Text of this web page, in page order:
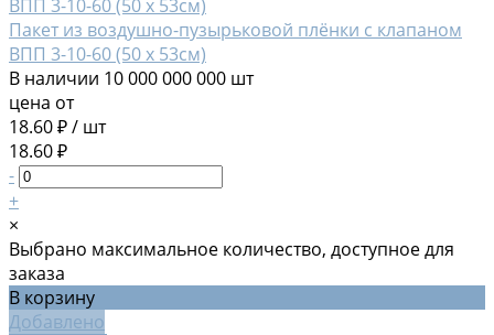
Пакет из воздушно-пузырьковой плёнки с клапаном
ВПП 3-10-60 (50 х 53см)
В наличии 10 000 000 000 шт
цена от
18.60 ₽/ шт
18.60 ₽
-
+
×
Выбрано максимальное количество, доступное для
заказа
В корзину
Добавлено